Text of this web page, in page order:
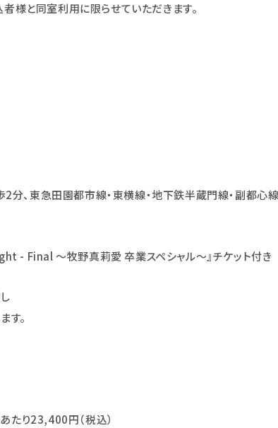
様と同室利用に限らせていただきます。
分、東急田園都市線・東横線・地下鉄半蔵門線・副都心
- Final ～牧野真莉愛 卒業スペシャル～』チケット付き
す。
り23,400円（税込）